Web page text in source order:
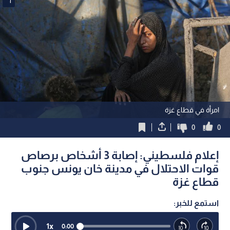
امرأة في قطاع غزة
0
0
إعلام فلسطيني: إصابة 3 أشخاص برصاص
قوات الاحتلال في مدينة خان يونس جنوب
قطاع غزة
استمع للخبر:
0:00
1x